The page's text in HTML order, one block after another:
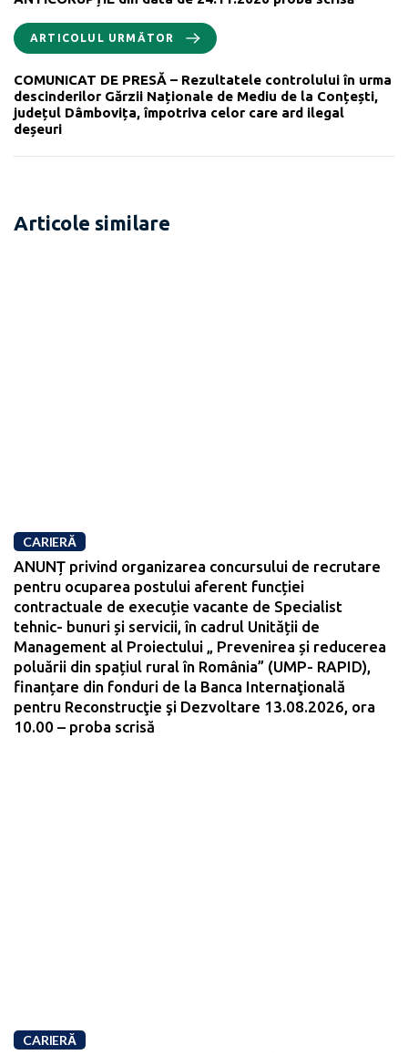
ARTICOLUL URMĂTOR
COMUNICAT DE PRESĂ – Rezultatele controlului în urma
descinderilor Gărzii Naționale de Mediu de la Conțești,
județul Dâmbovița, împotriva celor care ard ilegal
deșeuri
Articole similare
CARIERĂ
ANUNȚ privind organizarea concursului de recrutare
pentru ocuparea postului aferent funcției
contractuale de execuție vacante de Specialist
tehnic- bunuri și servicii, în cadrul Unității de
Management al Proiectului „ Prevenirea și reducerea
poluării din spațiul rural în România” (UMP- RAPID),
finanțare din fonduri de la Banca Internaţională
pentru Reconstrucţie şi Dezvoltare 13.08.2026, ora
10.00 – proba scrisă
CARIERĂ